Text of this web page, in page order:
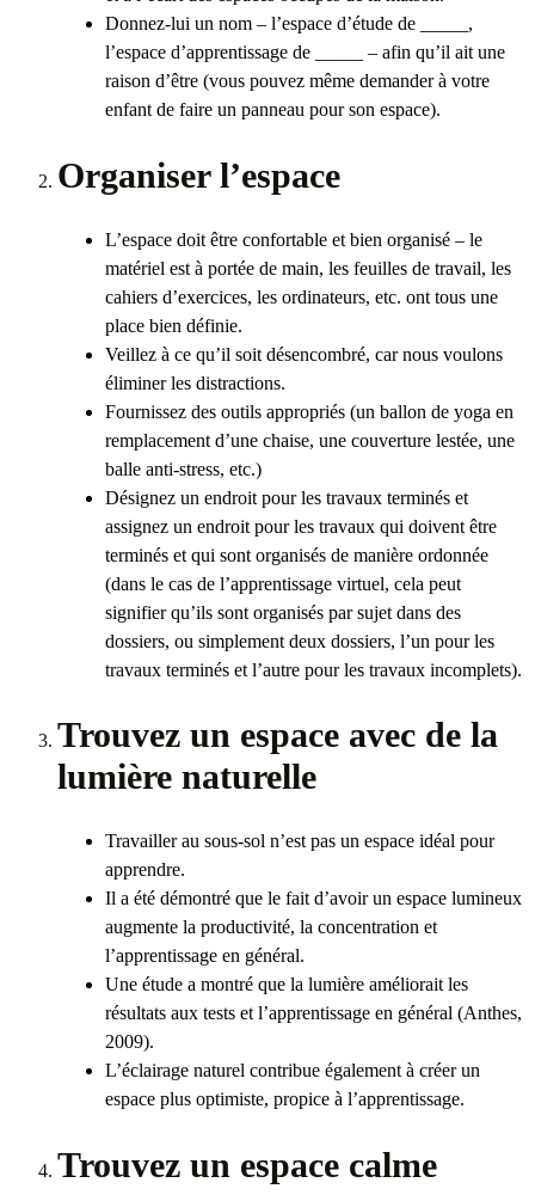
Donnez-lui un nom – l’espace d’étude de _____,
l’espace d’apprentissage de _____ – afin qu’il ait une
raison d’être (vous pouvez même demander à votre
enfant de faire un panneau pour son espace).
Organiser l’espace
L’espace doit être confortable et bien organisé – le
matériel est à portée de main, les feuilles de travail, les
cahiers d’exercices, les ordinateurs, etc. ont tous une
place bien définie.
Veillez à ce qu’il soit désencombré, car nous voulons
éliminer les distractions.
Fournissez des outils appropriés (un ballon de yoga en
remplacement d’une chaise, une couverture lestée, une
balle anti-stress, etc.)
Désignez un endroit pour les travaux terminés et
assignez un endroit pour les travaux qui doivent être
terminés et qui sont organisés de manière ordonnée
(dans le cas de l’apprentissage virtuel, cela peut
signifier qu’ils sont organisés par sujet dans des
dossiers, ou simplement deux dossiers, l’un pour les
travaux terminés et l’autre pour les travaux incomplets).
Trouvez un espace avec de la
lumière naturelle
Travailler au sous-sol n’est pas un espace idéal pour
apprendre.
Il a été démontré que le fait d’avoir un espace lumineux
augmente la productivité, la concentration et
l’apprentissage en général.
Une étude a montré que la lumière améliorait les
résultats aux tests et l’apprentissage en général (Anthes,
2009).
L’éclairage naturel contribue également à créer un
espace plus optimiste, propice à l’apprentissage.
Trouvez un espace calme